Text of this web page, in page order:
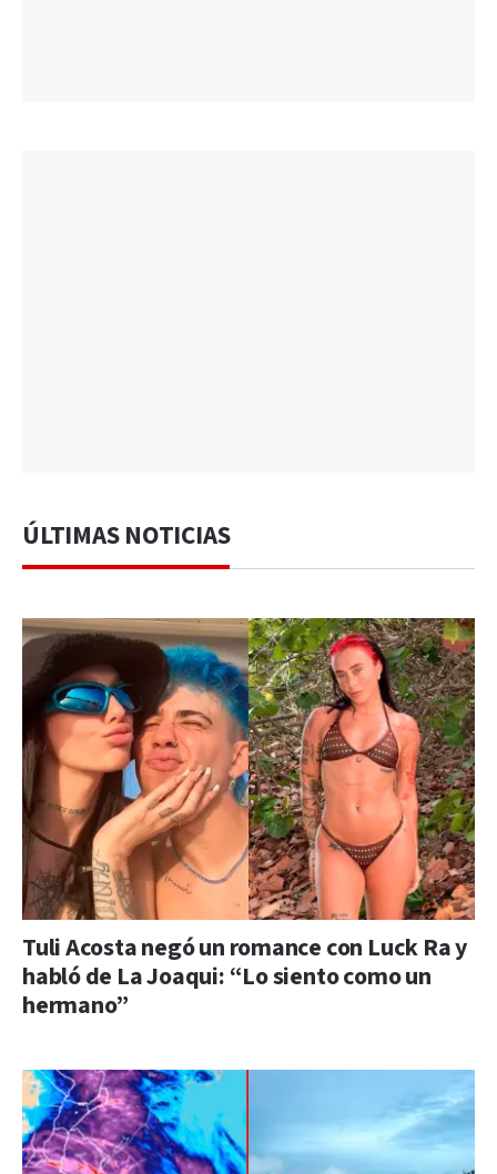
ÚLTIMAS NOTICIAS
Tuli Acosta negó un romance con Luck Ra y
habló de La Joaqui: “Lo siento como un
hermano”